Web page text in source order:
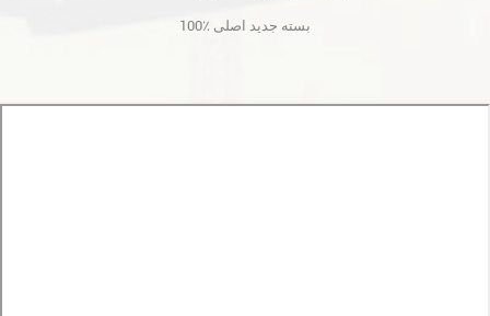
100٪ بسته جدید اصلی